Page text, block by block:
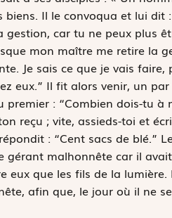
Il le convoqua et lui dit
gestion, car tu ne peux plus
mon maître me retire la
Je sais ce que je vais
eux.” Il fit alors venir, un
: “Combien dois-tu à
reçu ; vite, assieds-toi et
: “Cent sacs de blé.”
gérant malhonnête car il
eux que les fils de la
afin que, le jour où il ne